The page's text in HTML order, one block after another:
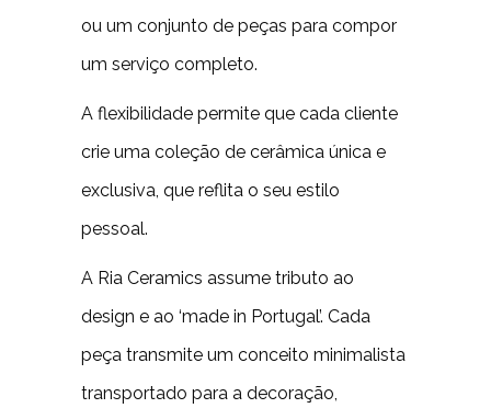
ou um conjunto de peças para compor
um serviço completo.
A flexibilidade permite que cada cliente
crie uma coleção de cerâmica única e
exclusiva, que reflita o seu estilo
pessoal.
A Ria Ceramics assume tributo ao
design e ao ‘made in Portugal’. Cada
peça transmite um conceito minimalista
transportado para a decoração,